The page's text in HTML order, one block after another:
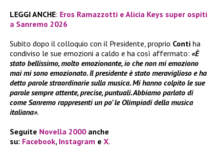
LEGGI ANCHE: Eros Ramazzotti e Alicia Keys super ospiti
a Sanremo 2026
Subito dopo il colloquio con il Presidente, proprio Conti ha
condiviso le sue emozioni a caldo e ha così affermato: «È
stato bellissimo, molto emozionante, io che non mi emoziono
mai mi sono emozionato. Il presidente è stato meraviglioso e ha
detto parole straordinarie sulla musica. Mi hanno colpito le sue
parole sempre attente, precise, puntuali. Abbiamo parlato di
come Sanremo rappresenti un po’ le Olimpiadi della musica
italiana».
Seguite Novella 2000 anche
su: Facebook, Instagram e X.